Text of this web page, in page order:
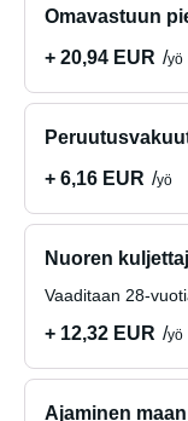
Omavastuun
+ 20,94 EUR
yö
+ 6,16 EUR
yö
Nuoren
Vaaditaan 28-
+ 12,32 EUR yö
Ajaminen